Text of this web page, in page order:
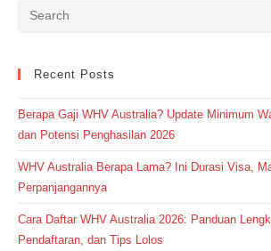
Recent Posts
Berapa Gaji WHV Australia? Update Minimum
dan Potensi Penghasilan 2026
WHV Australia Berapa Lama? Ini Durasi Visa,
Perpanjangannya
Cara Daftar WHV Australia 2026: Panduan
Pendaftaran, dan Tips Lolos